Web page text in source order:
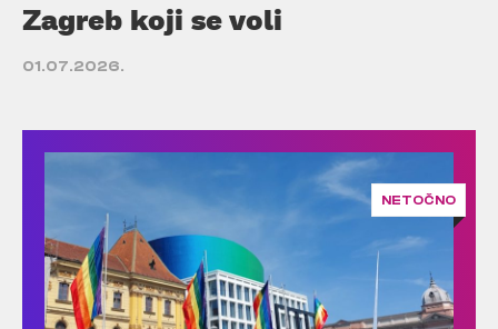
Zagreb koji se voli
01.07.2026.
NETOČNO